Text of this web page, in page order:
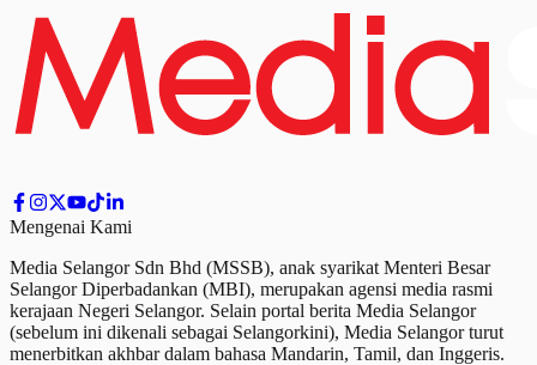
Mengenai Kami
Media Selangor Sdn Bhd (MSSB), anak syarikat Menteri Besar
Selangor Diperbadankan (MBI), merupakan agensi media rasmi
kerajaan Negeri Selangor. Selain portal berita Media Selangor
(sebelum ini dikenali sebagai Selangorkini), Media Selangor turut
menerbitkan akhbar dalam bahasa Mandarin, Tamil, dan Inggeris.